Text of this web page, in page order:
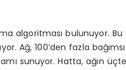
algoritması bulunuyor. Bu
Ağ, 100’den fazla
sunuyor. Hatta, ağın üçte